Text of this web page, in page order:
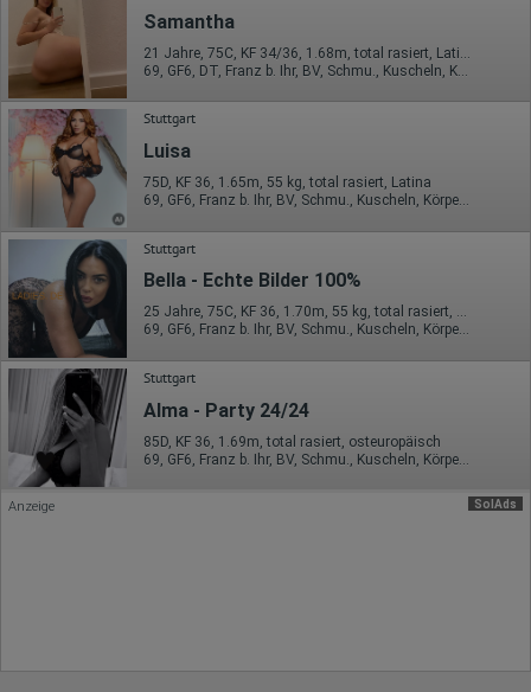
Herausgeber:
Hotjar Limited, Malta
Erhobene Daten:
Datum und Uhrzeit des Besuchs
Gerätetyp
Geografischer Standort
IP-Adresse
Mausbewegungen
Besuchte Seiten
Referrer URL
Bildschirmauflösung
Eindeutige Gerätekennung
Sprachinformationen
Gerätebestriebssystem
Browser-Typ
Klicks
Domain-Name
Eindeutige Benutzerkennung
Antworten auf Umfragen
Ort der Verarbeitung:
Europäische Union
Rechtliche Grundlage der Verarbeitung
Art. 6 Abs. 1 S. 1 lit. a DSGVO
Samantha
69, GF6, DT, Franz b. Ihr, BV, Schmu., Kuscheln, Körperküs.
Stuttgart
Luisa
75D, KF 36, 1.65m, 55 kg, total rasiert, Latina
69, GF6, Franz b. Ihr, BV, Schmu., Kuscheln, Körperküs., EL
Stuttgart
Bella - Echte Bilder 100%
25 Jahre, 75C, KF 36, 1.70m, 55 kg, total rasiert, osteuropäisch
69, GF6, Franz b. Ihr, BV, Schmu., Kuscheln, Körperküs., Mast.
Stuttgart
Alma - Party 24/24
85D, KF 36, 1.69m, total rasiert, osteuropäisch
SolAds
Anzeige